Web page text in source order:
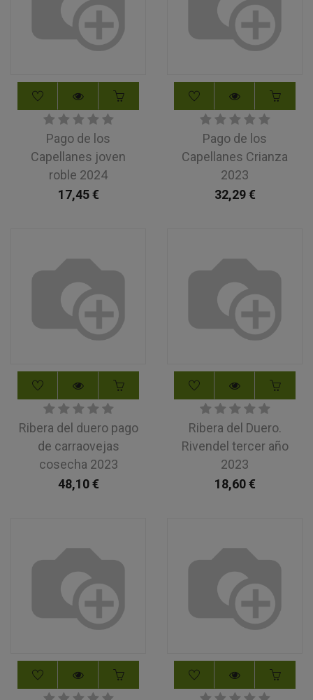
Pago de los
Capellanes joven
roble 2024
17,45€
Pago de los
Capellanes Crianza
2023
32,29€
Ribera del duero pago
de carraovejas
cosecha 2023
48,10€
Ribera del Duero.
Rivendel tercer año
2023
18,60€